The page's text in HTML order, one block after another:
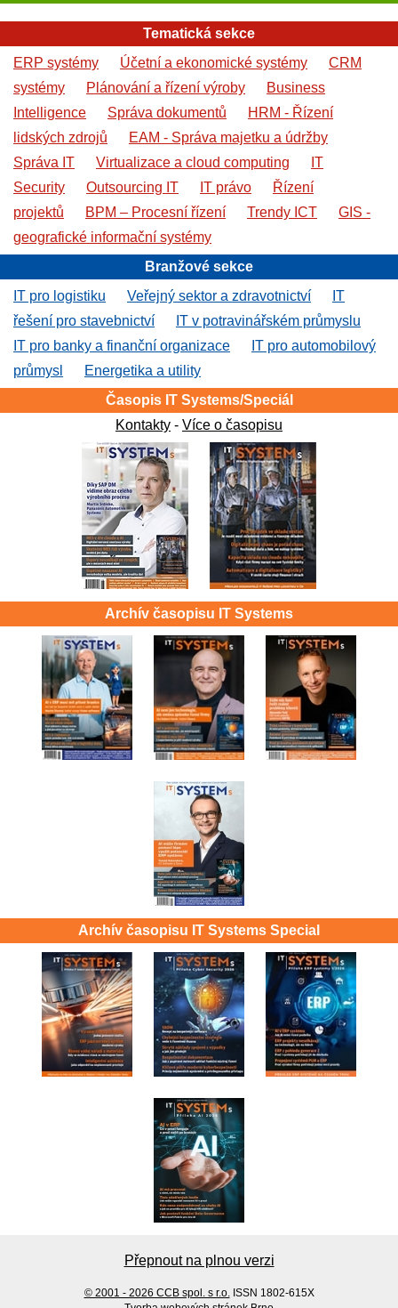
Tematická sekce
ERP systémy
Účetní a ekonomické systémy
CRM
systémy
Plánování a řízení výroby
Business
Intelligence
Správa dokumentů
HRM - Řízení
lidských zdrojů
EAM - Správa majetku a údržby
Správa IT
Virtualizace a cloud computing
IT
Security
Outsourcing IT IT právo
Řízení
projektů
BPM – Procesní řízení Trendy ICT
GIS -
geografické informační systémy
Branžové sekce
IT pro logistiku
Veřejný sektor a zdravotnictví
IT
řešení pro stavebnictví
IT v potravinářském průmyslu
IT pro banky a finanční organizace
IT pro automobilový
průmysl
Energetika a utility
Časopis IT Systems/Speciál
Kontakty - Více o časopisu
Archív časopisu IT Systems
Archív časopisu IT Systems Special
Přepnout na plnou verzi
© 2001 - 2026 CCB spol. s r.o.ISSN 1802-615X